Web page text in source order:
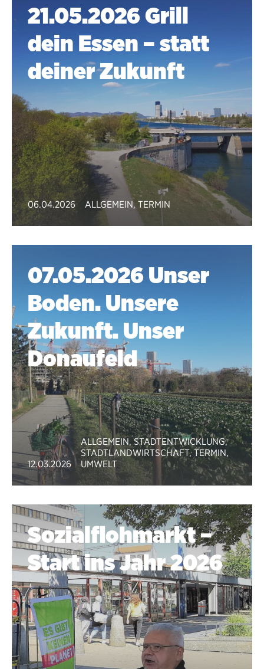
21.05.2026 Grill
dein Essen – statt
deiner Zukunft
06.04.2026 ALLGEMEIN,TERMIN
07.05.2026 Unser
Boden. Unsere
Zukunft. Unser
Donaufeld
12.03.2026
ALLGEMEIN,STADTENTWICKLUNG,
STADTLANDWIRTSCHAFT,TERMIN,
UMWELT
Sozialflohmarkt –
Start ins Jahr 2026